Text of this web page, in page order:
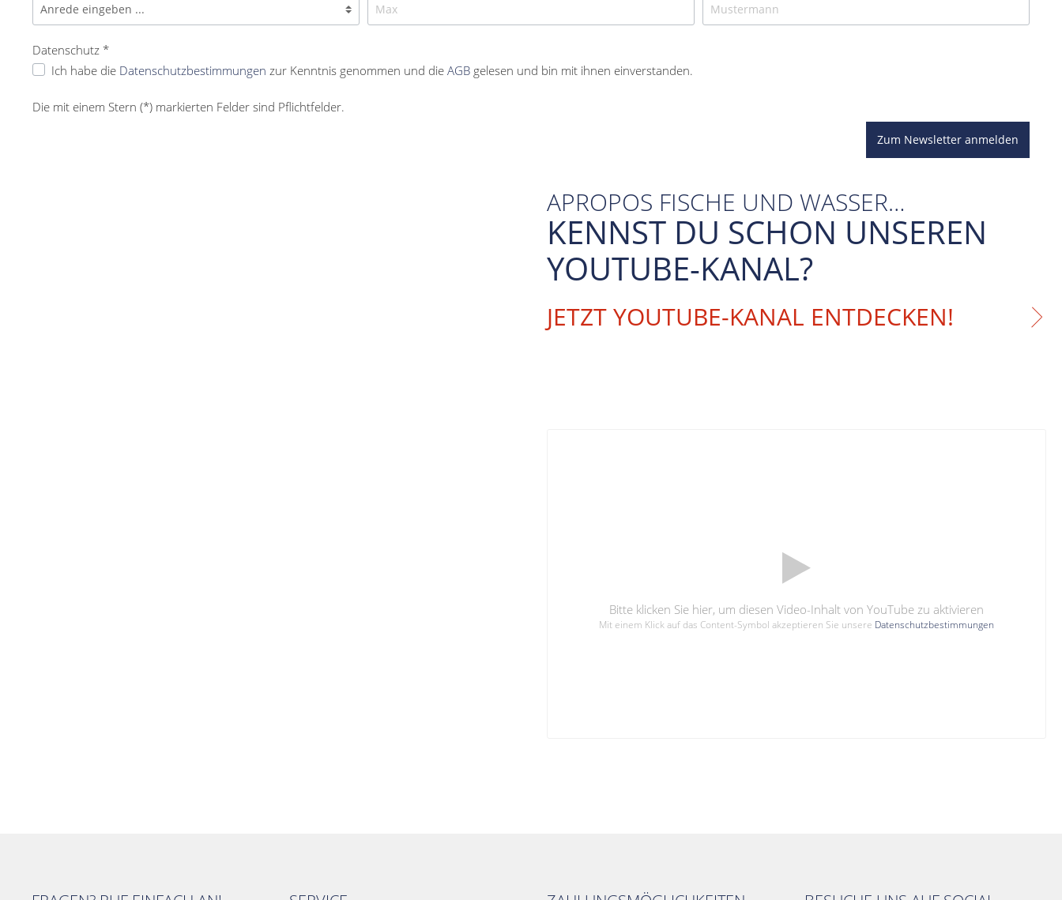
Datenschutz *
Ich habe die Datenschutzbestimmungen zur Kenntnis genommen und die AGB gelesen und bin mit ihnen einverstanden.
Die mit einem Stern (*) markierten Felder sind Pflichtfelder.
Zum Newsletter anmelden
APROPOS FISCHE UND WASSER…
KENNST DU SCHON UNSEREN
YOUTUBE-KANAL?
JETZT YOUTUBE-KANAL ENTDECKEN!
Bitte klicken Sie hier, um diesen Video-Inhalt von YouTube zu aktivieren
Mit einem Klick auf das Content-Symbol akzeptieren Sie unsere Datenschutzbestimmungen